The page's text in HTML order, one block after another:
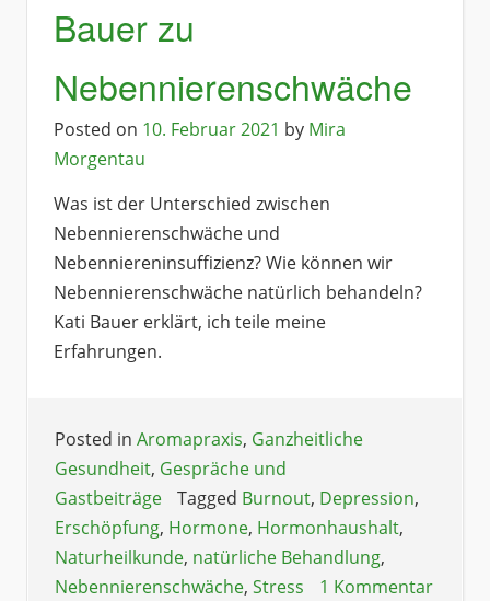
Bauer zu
Nebennierenschwäche
Posted on 10. Februar 2021 by Mira
Morgentau
Was ist der Unterschied zwischen
Nebennierenschwäche und
Nebenniereninsuffizienz? Wie können wir
Nebennierenschwäche natürlich behandeln?
Kati Bauer erklärt, ich teile meine
Erfahrungen.
Posted in Aromapraxis, Ganzheitliche
Gesundheit, Gespräche und
Gastbeiträge
Tagged Burnout, Depression,
Erschöpfung, Hormone, Hormonhaushalt,
Naturheilkunde, natürliche Behandlung,
Nebennierenschwäche, Stress 1 Kommentar